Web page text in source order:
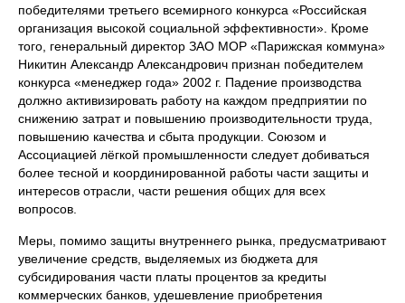
победителями третьего всемирного конкурса «Российская
организация высокой социальной эффективности». Кроме
того, генеральный директор ЗАО МОР «Парижская коммуна»
Никитин Александр Александрович признан победителем
конкурса «менеджер года» 2002 г. Падение производства
должно активизировать работу на каждом предприятии по
снижению затрат и повышению производительности труда,
повышению качества и сбыта продукции. Союзом и
Ассоциацией лёгкой промышленности следует добиваться
более тесной и координированной работы части защиты и
интересов отрасли, части решения общих для всех
вопросов.
Меры, помимо защиты внутреннего рынка, предусматривают
увеличение средств, выделяемых из бюджета для
субсидирования части платы процентов за кредиты
коммерческих банков, удешевление приобретения